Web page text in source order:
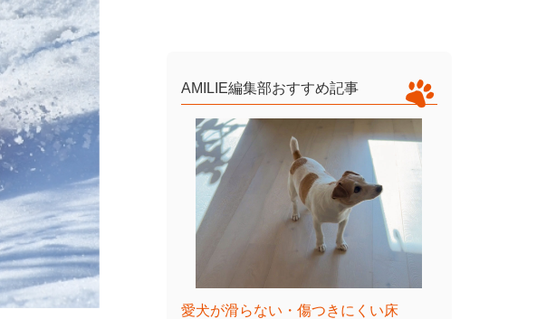
AMILIE編集部おすすめ記事
愛犬が滑らない・傷つきにくい床